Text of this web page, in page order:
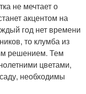
не мечтает о
акцентом на
год нет времени
то клумба из
решением. Тем
цветами,
необходимы